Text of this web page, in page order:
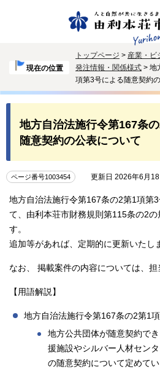
現在の位置
トップページ > 産業・ビ
発注情報・関係様式 > 地
項第3号による随意契約
地方自治法施行令第167条
随意契約の公表について
ページ番号1003454 更新日 2026年6月18
地方自治法施行令第167条の2第1項第
て、由利本荘市財務規則第115条の2
す。
追加等があれば、定期的に更新いたし
なお、 掲載案件の内容については、担
【用語解説】
地方自治法施行令第167条の2第1
地方公共団体が随意契約で
援施設やシルバー人材セン
の随意契約について定めてい